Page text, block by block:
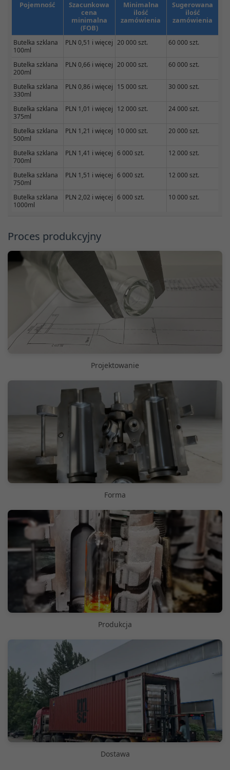
Pojemność
Szacunkowa
cena
minimalna
(FOB)
Minimalna
ilość
zamówienia
Sugerowana
ilość
zamówienia
Butelka szklana
100ml
PLN 0,51 i więcej 20 000 szt. 60 000 szt.
Butelka szklana
200ml
PLN 0,66 i więcej 20 000 szt. 60 000 szt.
Butelka szklana
330ml
PLN 0,86 i więcej 15 000 szt. 30 000 szt.
Butelka szklana
375ml
PLN 1,01 i więcej 12 000 szt. 24 000 szt.
Butelka szklana
500ml
PLN 1,21 i więcej 10 000 szt. 20 000 szt.
Butelka szklana
700ml
PLN 1,41 i więcej 6 000 szt. 12 000 szt.
Butelka szklana
750ml
PLN 1,51 i więcej 6 000 szt. 12 000 szt.
Butelka szklana
1000ml
PLN 2,02 i więcej 6 000 szt. 10 000 szt.
Proces produkcyjny
Projektowanie
Forma
Produkcja
Dostawa